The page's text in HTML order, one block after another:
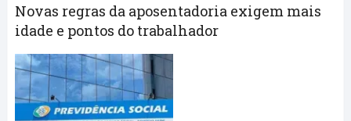
Novas regras da aposentadoria exigem mais
idade e pontos do trabalhador